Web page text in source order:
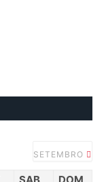
SETEMBRO
SAB DOM